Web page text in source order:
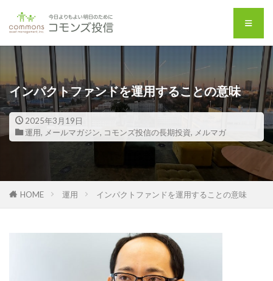
インパクトファンドを運用することの意味
2025年3月19日
運用, メールマガジン, コモンズ投信の長期投資, メルマガ
HOME 運用 インパクトファンドを運用することの意味